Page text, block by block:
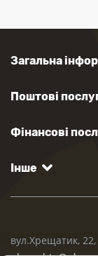
Загальна
Поштові
Фінансові
Інше
вул.Хрещатик, 22,